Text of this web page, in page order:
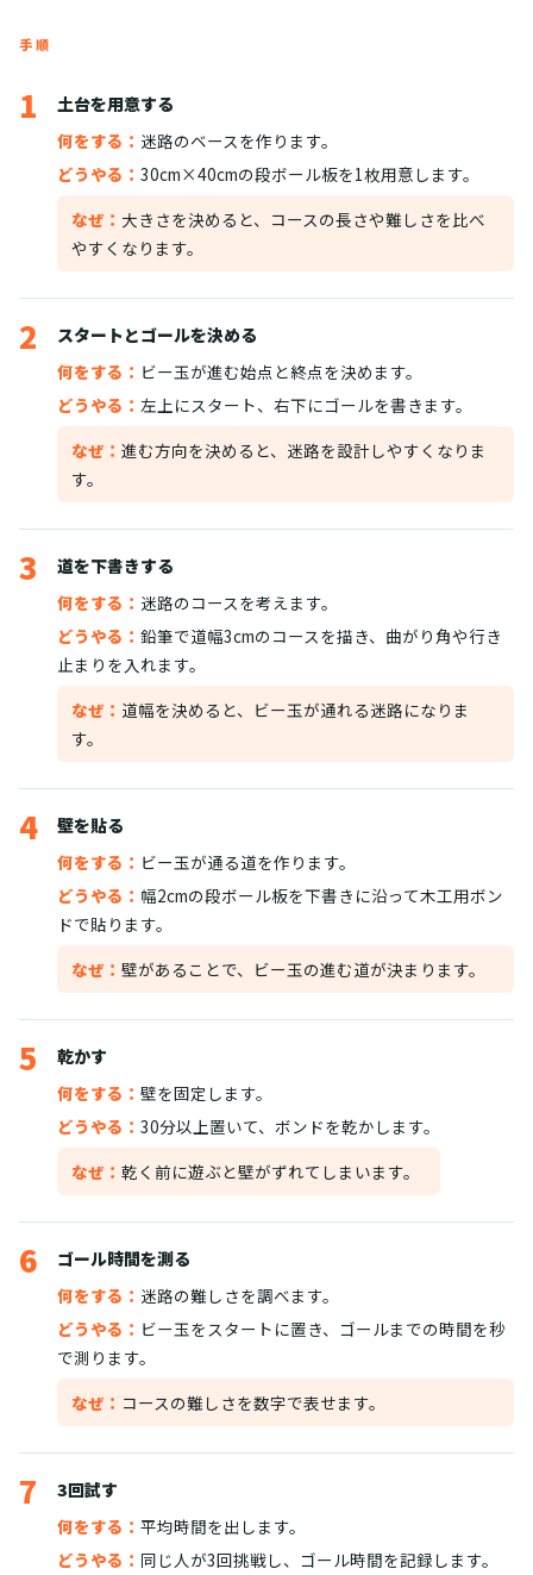
手順
1
土台を用意する
何をする： 迷路のベースを作ります。
どうやる： 30cm×40cmの段ボール板を1枚用意します。
なぜ： 大きさを決めると、コースの長さや難しさを比べ
やすくなります。
2
スタートとゴールを決める
何をする： ビー玉が進む始点と終点を決めます。
どうやる： 左上にスタート、右下にゴールを書きます。
なぜ： 進む方向を決めると、迷路を設計しやすくなりま
す。
3
道を下書きする
何をする： 迷路のコースを考えます。
どうやる： 鉛筆で道幅3cmのコースを描き、曲がり角や行き
止まりを入れます。
なぜ： 道幅を決めると、ビー玉が通れる迷路になりま
す。
4
壁を貼る
何をする： ビー玉が通る道を作ります。
どうやる： 幅2cmの段ボール板を下書きに沿って木工用ボン
ドで貼ります。
なぜ： 壁があることで、ビー玉の進む道が決まります。
5
乾かす
何をする： 壁を固定します。
どうやる： 30分以上置いて、ボンドを乾かします。
なぜ： 乾く前に遊ぶと壁がずれてしまいます。
6
ゴール時間を測る
何をする： 迷路の難しさを調べます。
どうやる： ビー玉をスタートに置き、ゴールまでの時間を秒
で測ります。
なぜ： コースの難しさを数字で表せます。
7
3回試す
何をする： 平均時間を出します。
どうやる： 同じ人が3回挑戦し、ゴール時間を記録します。